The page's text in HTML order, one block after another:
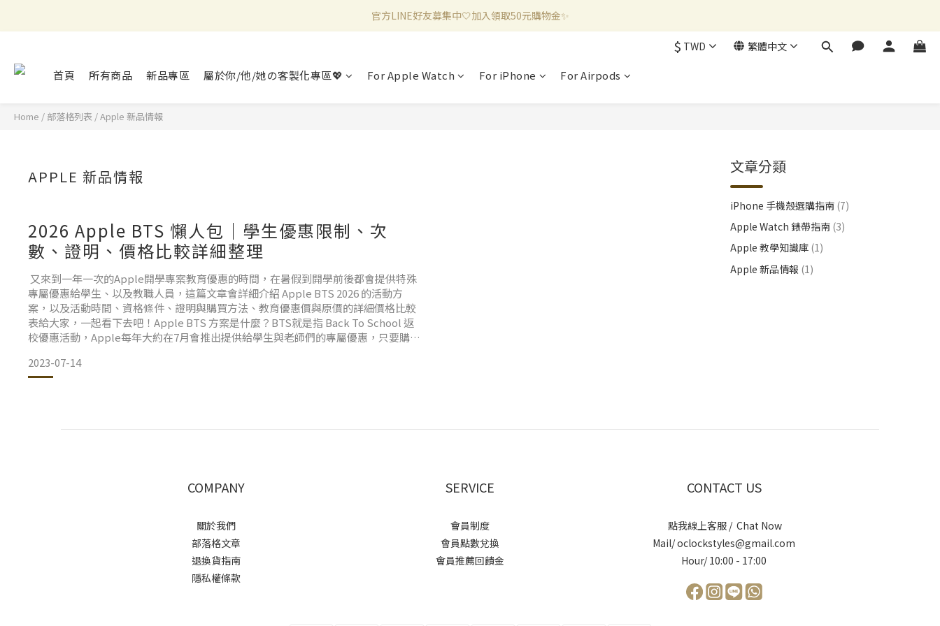
新加入會員滿千折百✨全館899超商免運費🛒
官方LINE好友募集中🤍加入領取50元購物金✨
$ TWD 繁體中文
首頁 所有商品 新品專區 屬於你/他/她の客製化專區💖 For Apple Watch For iPhone For Airpods
Home / 部落格列表 /Apple 新品情報
APPLE 新品情報
2026 Apple BTS 懶人包｜學生優惠限制、次
數、證明、價格比較詳細整理
又來到一年一次的Apple開學專案教育優惠的時間，在暑假到開學前後都會提供特殊
專屬優惠給學生、以及教職人員，這篇文章會詳細介紹 Apple BTS 2026 的活動方
案，以及活動時間、資格條件、證明與購買方法、教育優惠價與原價的詳細價格比較
表給大家，一起看下去吧！Apple BTS 方案是什麼？BTS就是指 Back To School 返
校優惠活動，Apple每年大約在7月會推出提供給學生與老師們的專屬優惠，只要購買
價！
2023-07-14
文章分類
iPhone 手機殼選購指南 (7)
Apple Watch 錶帶指南 (3)
Apple 教學知識庫 (1)
Apple 新品情報 (1)
COMPANY
關於我們
部落格文章
退換貨指南
隱私權條款
SERVICE
會員制度
會員點數兌換
會員推薦回饋金
CONTACT US
點我線上客服 / Chat Now
Mail/ oclockstyles@gmail.com
Hour/ 10:00 - 17:00